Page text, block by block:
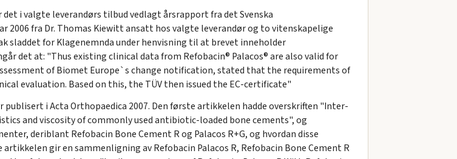
i valgte leverandørs tilbud vedlagt årsrapport fra det Svenska
2006 fra Dr. Thomas Kiewitt ansatt hos valgte leverandør og to vitenskapelige
sladdet for Klagenemnda under henvisning til at brevet inneholder
det at: "Thus existing clinical data from Refobacin® Palacos® are also valid for
of Biomet Europe`s change notification, stated that the requirements of
evaluation. Based on this, the TÜV then issued the EC-certificate"
i Acta Orthopaedica 2007. Den første artikkelen hadde overskriften "Inter-
and viscosity of commonly used antibiotic-loaded bone cements", og
deriblant Refobacin Bone Cement R og Palacos R+G, og hvordan disse
gir en sammenligning av Refobacin Palacos R, Refobacin Bone Cement R